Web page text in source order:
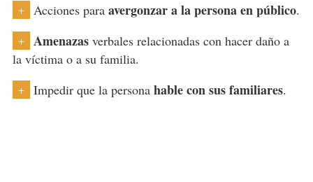
+ Acciones para avergonzar a la persona en público.
+ Amenazasverbales relacionadas con hacer daño a
la víctima o a su familia.
+ Impedir que la persona hable con sus familiares.